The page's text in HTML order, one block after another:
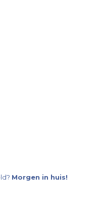
Morgen in huis!